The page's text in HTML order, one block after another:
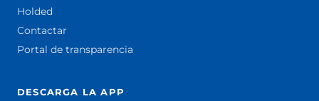
Holded
Contactar
Portal de transparencia
DESCARGA LA APP